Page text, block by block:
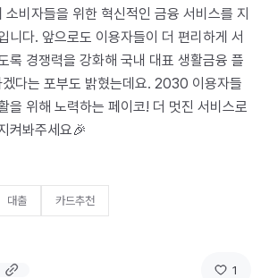
비자들을 위한 혁신적인 금융 서비스를 지
니다. 앞으로도 이용자들이 더 편리하게 서
록 경쟁력을 강화해 국내 대표 생활금융 플
다는 포부도 밝혔는데요. 2030 이용자들
을 위해 노력하는 페이코! 더 멋진 서비스로
켜봐주세요🎉
대출 카드추천
1